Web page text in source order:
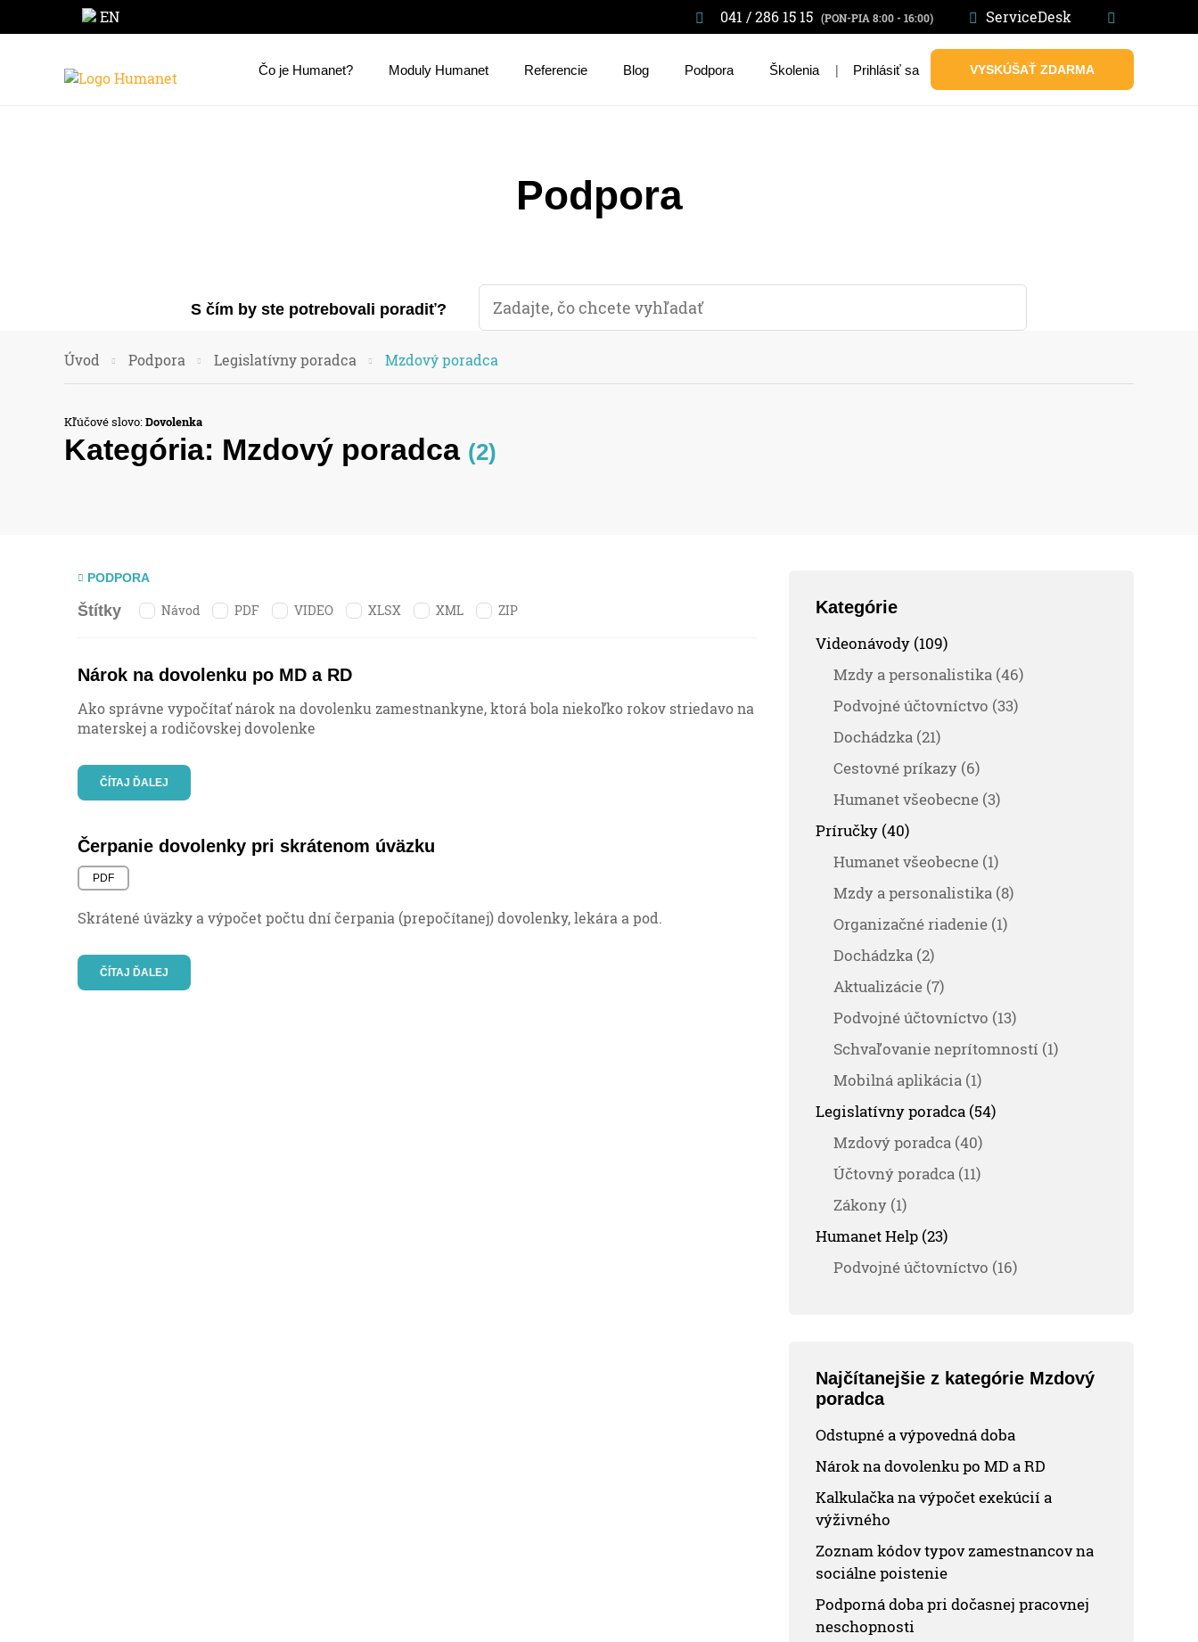
EN 041 / 286 15 15 (PON-PIA 8:00 - 16:00) ServiceDesk
Čo je Humanet? Moduly Humanet Referencie Blog Podpora Školenia | Prihlásiť sa VYSKÚŠAŤ ZDARMA
Podpora
S čím by ste potrebovali poradiť?
Úvod Podpora Legislatívny poradca Mzdový poradca
Kľúčové slovo:Dovolenka
Kategória: Mzdový poradca (2)
PODPORA
Štítky Návod PDF VIDEO XLSX XML ZIP
Nárok na dovolenku po MD a RD
Ako správne vypočítať nárok na dovolenku zamestnankyne, ktorá bola niekoľko rokov striedavo na
materskej a rodičovskej dovolenke
ČÍTAJ ĎALEJ
Čerpanie dovolenky pri skrátenom úväzku
PDF
Skrátené úväzky a výpočet počtu dní čerpania (prepočítanej) dovolenky, lekára a pod.
ČÍTAJ ĎALEJ
Kategórie
Videonávody (109)
Mzdy a personalistika (46)
Podvojné účtovníctvo (33)
Dochádzka (21)
Cestovné príkazy (6)
Humanet všeobecne (3)
Príručky (40)
Humanet všeobecne (1)
Mzdy a personalistika (8)
Organizačné riadenie (1)
Dochádzka (2)
Aktualizácie (7)
Podvojné účtovníctvo (13)
Schvaľovanie neprítomností (1)
Mobilná aplikácia (1)
Legislatívny poradca (54)
Mzdový poradca (40)
Účtovný poradca (11)
Zákony (1)
Humanet Help (23)
Podvojné účtovníctvo (16)
Najčítanejšie z kategórie Mzdový
poradca
Odstupné a výpovedná doba
Nárok na dovolenku po MD a RD
Kalkulačka na výpočet exekúcií a
výživného
Zoznam kódov typov zamestnancov na
sociálne poistenie
Podporná doba pri dočasnej pracovnej
neschopnosti